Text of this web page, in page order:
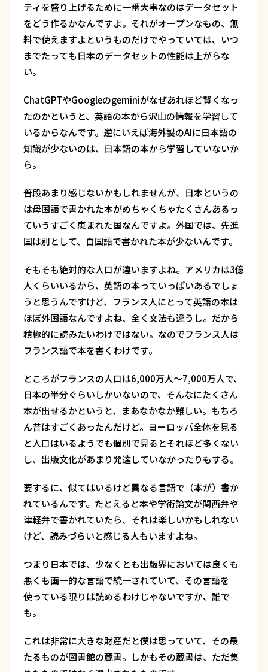
ティを盛り上げるために一番大事なのはデータセット
をどう作るかなんですよ。それがオープンなもの、無
料で使えますよというものだけでやっていては、いつ
までたっても日本のデータセットの性能は上がらな
い。
ChatGPTやGoogleのgeminiがなぜあれほど賢くなっ
たのかというと、英語の本から沢山の情報を学習して
いるからなんです。逆にいえば海外製のAIに日本語の
知識が少ないのは、日本語の本から学習していないか
ら。
普段あまり感じないかもしれませんが、日本というの
は母国語で書かれた本がめちゃくちゃたくさんあるっ
ていうすごく恵まれた国なんですよ。外国では、先進
国は別として、自国語で書かれた本が少ないんです。
そもそも絶対的な人口が違いますよね。アメリカは3億
人くらいいるから、英語の本っていっぱいあるでしょ
うと思うんですけど、フランス人にとって英語の本は
ほぼ外国語なんですよね、全く文法も違うし。だから
積極的に読みたいわけではない。なのでフランス人は
フランス語で本を書くわけです。
ところがフランスの人口は6,000万人～7,000万人で、
日本の半分ぐらいしかいないので、そんなにたくさん
本が出せるかというと、まあなかなか難しい。もちろ
ん昔はすごくあったんだけど。ヨーロッパ全体を見る
と人口はいるようでも個別で見るとそれほど多くない
し、出版文化があまり発達していなかったりもする。
要するに、似てはいるけど異なる言語で（本が）書か
れているんです。たとえると本や学術論文が関西弁や
津軽弁で書かれていたら、それは楽しいかもしれない
けど、読みづらいと感じる人もいますよね。
つまり日本では、少なくとも出版界においては良くも
悪くも画一的な言語で統一されていて、その言語を
使っている限りは読めるわけじゃないですか、誰で
も。
これは非常に大きな財産だと僕は思っていて、その最
たるものが図書館の蔵書。しかもその蔵書は、ただ集